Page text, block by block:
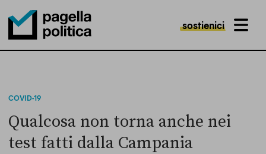
Pagella Politica Logo
sostienici MENU
COVID-19
Qualcosa non torna anche nei
test fatti dalla Campania